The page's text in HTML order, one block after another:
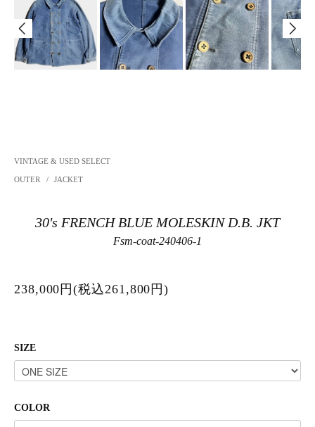
VINTAGE & USED SELECT
OUTER / JACKET
30's FRENCH BLUE MOLESKIN D.B. JKT
Fsm-coat-240406-1
238,000円(税込261,800円)
SIZE
COLOR